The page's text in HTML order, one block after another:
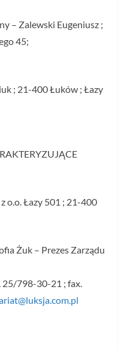
– Zalewski Eugeniusz ;
45;
; 21-400 Łuków ; Łazy
o.o. Łazy 501 ; 21-400
Żuk – Prezes Zarządu
25/798-30-21 ; fax.